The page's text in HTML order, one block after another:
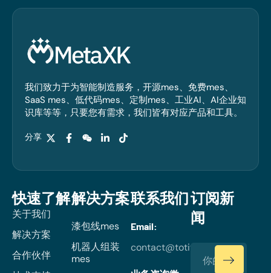
我们致力于为智能制造服务，开源mes、免费mes、
SaaS mes、低代码mes、定制mes、工业AI、AI企业知
识库等等，只要您有需求，我们皆有对应产品和工具。
分享
快速了解
关于我们
解决方案
合作伙伴
解决方案
漆包线mes
机器人组装
mes
联系我们
Email:
contact@totiverse.com
订阅新
闻